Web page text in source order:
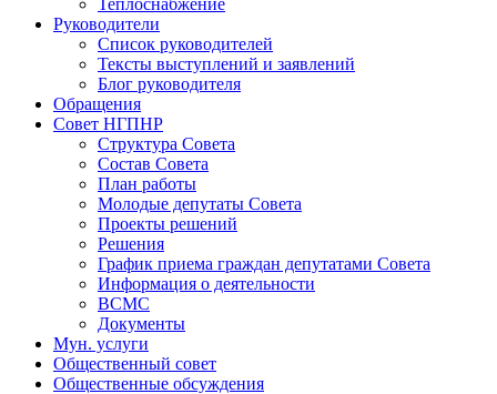
Теплоснабжение
Руководители
Список руководителей
Тексты выступлений и заявлений
Блог руководителя
Обращения
Совет НГПНР
Структура Совета
Состав Совета
План работы
Молодые депутаты Совета
Проекты решений
Решения
График приема граждан депутатами Совета
Информация о деятельности
ВСМС
Документы
Мун. услуги
Общественный совет
Общественные обсуждения